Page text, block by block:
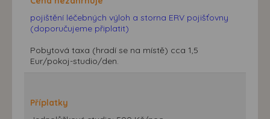
pojištění léčebných výloh a storna ERV pojišťovny
(doporučujeme připlatit)
Pobytová taxa (hradí se na místě) cca 1,5
Eur/pokoj-studio/den.
Příplatky